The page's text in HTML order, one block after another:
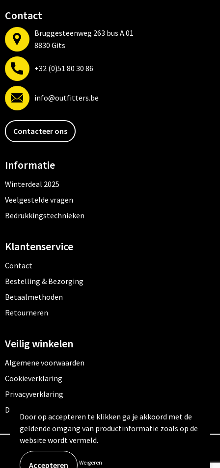
Contact
Bruggesteenweg 263 bus A.01
8830 Gits
+32 (0)51 80 30 86
info@outfitters.be
Contacteer ons
Informatie
Winterdeal 2025
Veelgestelde vragen
Bedrukkingstechnieken
Klantenservice
Contact
Bestelling & Bezorging
Betaalmethoden
Retourneren
Veilig winkelen
Algemene voorwaarden
Cookieverklaring
Privacyverklaring
Disclaimer
© Copyright Outfitters 2026
Door op accepteren te klikken ga je akkoord met de
geldende omgang van productinformatie zoals op de
website wordt vermeld.
Weigeren